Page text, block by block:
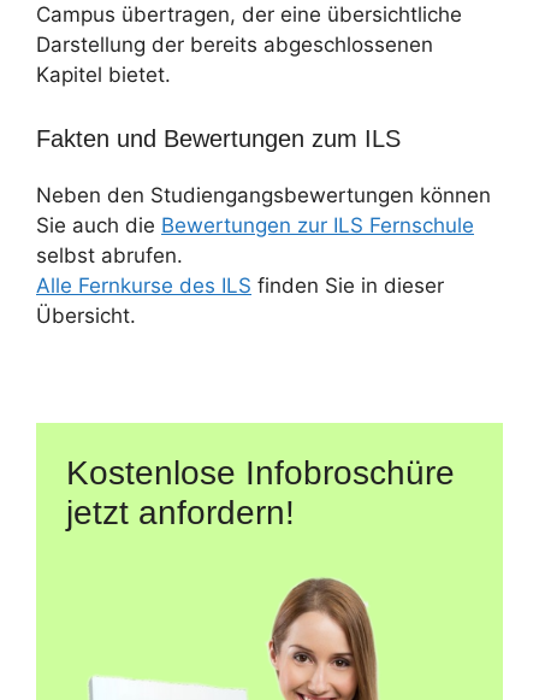
Campus übertragen, der eine übersichtliche
Darstellung der bereits abgeschlossenen
Kapitel bietet.
Fakten und Bewertungen zum ILS
Neben den Studiengangsbewertungen können
Sie auch die Bewertungen zur ILS Fernschule
selbst abrufen.
Alle Fernkurse des ILS finden Sie in dieser
Übersicht.
Kostenlose Infobroschüre
jetzt anfordern!